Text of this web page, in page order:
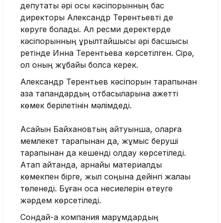
депутаты әрі осы кәсіпорынның бас
директоры Александр Терентьевті де
көруге болады. Ал ресми деректерде
кәсіпорынның құрылтайшысы әрі басшысы
ретінде Инна Терентьева көрсетілген. Сірә,
ол оның жұбайы болса керек.
Александр Терентьев кәсіпорын тарапынан
қаза тапқандардың отбасыларына қажетті
көмек берілетінін мәлімдеді.
Асайын Байхановтың айтуынша, оларға
мемлекет тарапынан да, жұмыс беруші
тарапынан да кешенді қолдау көрсетіледі.
Атап айтқанда, арнайы материалдық
көмекпен бірге, жыл соңына дейінгі жалақы
төленеді. Бұған қоса несиелерін өтеуге
жәрдем көрсетіледі.
Сондай-ақ компания марқұмдардың